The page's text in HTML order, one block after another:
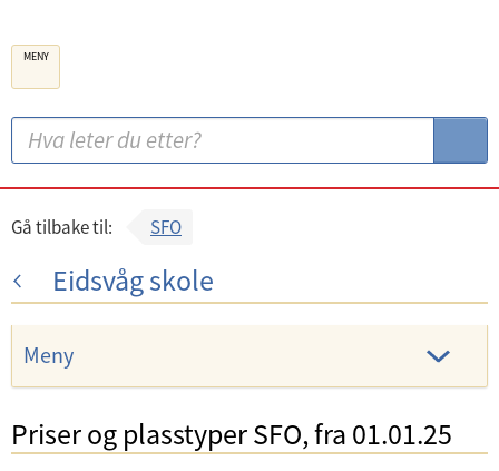
g
e
n
ø
k
:
S
ø
MENY
Gå tilbake til: SFO
Eidsvåg skole
Meny
Priser og plasstyper SFO, fra 01.01.25